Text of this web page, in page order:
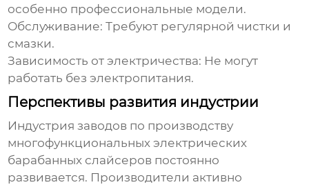
особенно профессиональные модели.
Обслуживание: Требуют регулярной чистки и
смазки.
Зависимость от электричества: Не могут
работать без электропитания.
Перспективы развития индустрии
Индустриязаводов по производству
многофункциональных электрических
барабанных слайсеров постоянно
развивается. Производители активно